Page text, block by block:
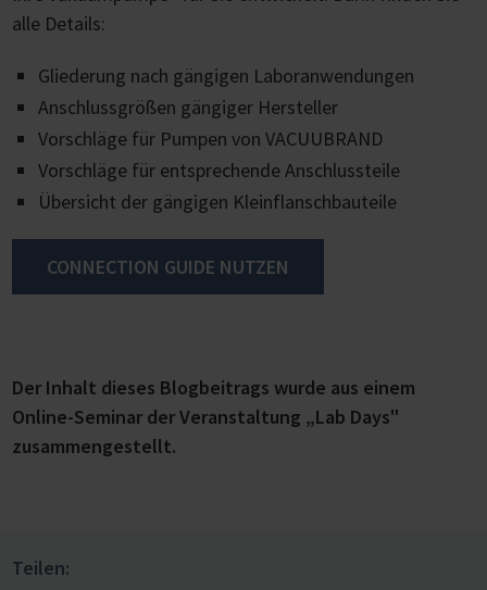
alle Details:
Gliederung nach gängigen Laboranwendungen
Anschlussgrößen gängiger Hersteller
Vorschläge für Pumpen von VACUUBRAND
Vorschläge für entsprechende Anschlussteile
Übersicht der gängigen Kleinflanschbauteile
CONNECTION GUIDE NUTZEN
Der Inhalt dieses Blogbeitrags wurde aus einem
Online-Seminar der Veranstaltung „Lab Days"
zusammengestellt.
Teilen: